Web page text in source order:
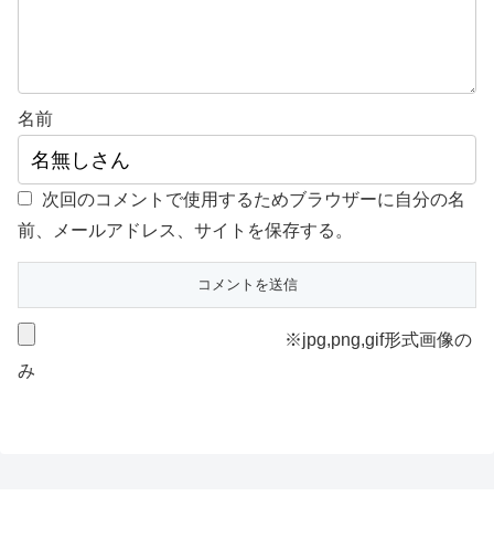
名前
次回のコメントで使用するためブラウザーに自分の名
前、メールアドレス、サイトを保存する。
※jpg,png,gif形式画像の
み